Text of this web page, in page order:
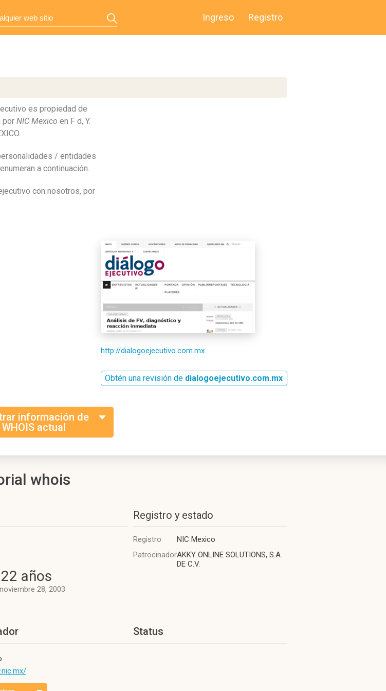
Ingreso Registro
es propiedad de
por NIC Mexico en F d, Y.
/ entidades
a continuación.
con nosotros, por
http://dialogoejecutivo.com.mx
Obtén una revisión de dialogoejecutivo.com.mx
información de
WHOIS actual
whois
años
28, 2003
Registro y estado
Registro
NIC Mexico
PatrocinadorAKKY ONLINE SOLUTIONS, S.A.
DE C.V.
Status